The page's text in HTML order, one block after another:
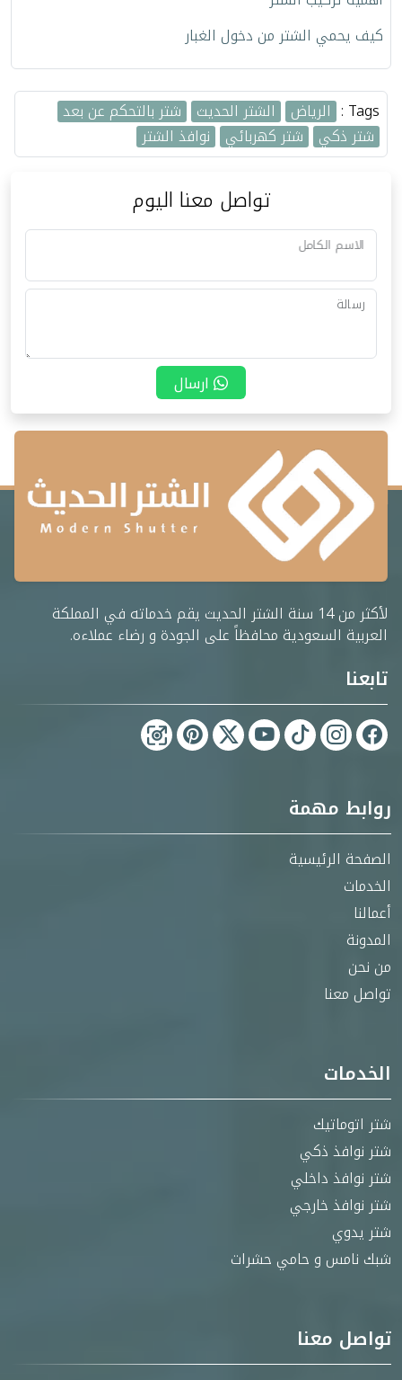
كيف يحمي الشتر من دخول الغبار
Tags : الرياض الشتر الحديث
شتر بالتحكم عن بعد
شتر ذكي
شتر كهربائي نوافذ الشتر
تواصل معنا اليوم
الاسم الكامل
رسالة
ارسال
لأكثر من 14 سنة الشتر الحديث يقم خدماته في المملكة
العربية السعودية محافظاً على الجودة و رضاء عملاءه.
تابعنا
روابط مهمة
الصفحة الرئيسية
الخدمات
أعمالنا
المدونة
من نحن
تواصل معنا
الخدمات
شتر اتوماتيك
شتر نوافذ ذكي
شتر نوافذ داخلي
شتر نوافذ خارجي
شتر يدوي
شبك نامس و حامي حشرات
تواصل معنا